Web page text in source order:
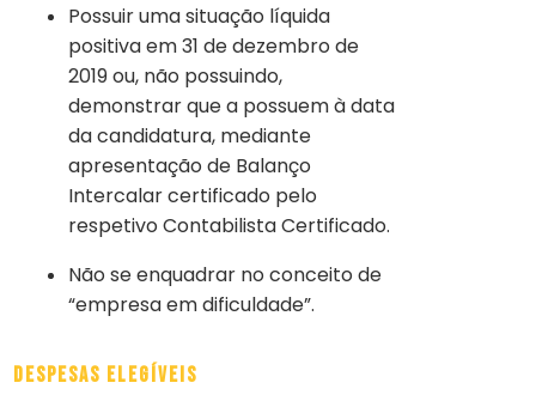
Possuir uma situação líquida
positiva em 31 de dezembro de
2019 ou, não possuindo,
demonstrar que a possuem à data
da candidatura, mediante
apresentação de Balanço
Intercalar certificado pelo
respetivo Contabilista Certificado.
Não se enquadrar no conceito de
“empresa em dificuldade”.
Despesas Elegíveis